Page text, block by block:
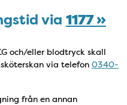
via 1177 »
och/eller blodtryck skall
via telefon 0340-
från en annan